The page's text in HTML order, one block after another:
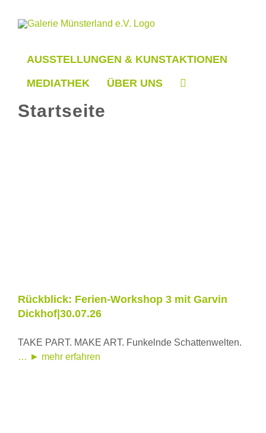
Inhalt
AUSSTELLUNGEN & KUNSTAKTIONEN
MEDIATHEK
ÜBER UNS
Startseite
Rückblick: Ferien-Workshop 3 mit Garvin
Dickhof|30.07.26
TAKE PART. MAKE ART. Funkelnde Schattenwelten.
… ► mehr erfahren